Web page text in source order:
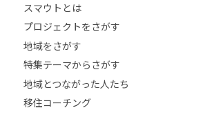
スマウトとは
プロジェクトをさがす
地域をさがす
特集テーマからさがす
地域とつながった人たち
移住コーチング